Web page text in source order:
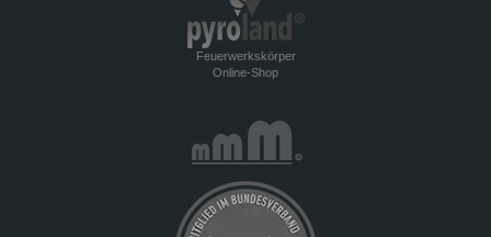
Feuerwerkskörper
Online-Shop